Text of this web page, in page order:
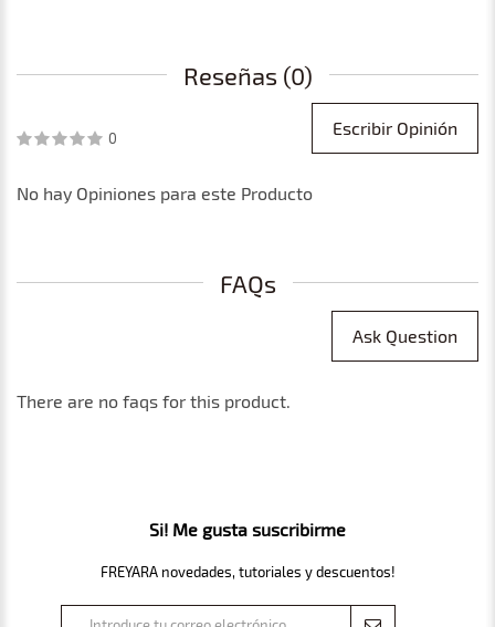
Reseñas (0)
0 Escribir Opinión
No hay Opiniones para este Producto
FAQs
Ask Question
There are no faqs for this product.
Si! Me gusta suscribirme
FREYARA novedades, tutoriales y descuentos!